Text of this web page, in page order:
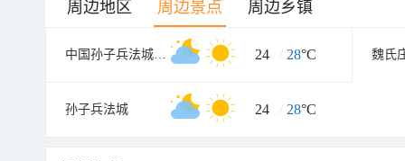
周边地区 周边景点 周边乡镇
中国孙子兵法城南门 24 / 28°C 魏氏
孙子兵法城 24 / 28°C